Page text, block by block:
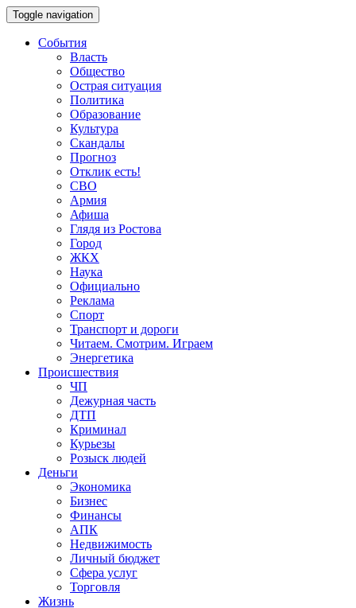
Toggle navigation
События
Власть
Общество
Острая ситуация
Политика
Образование
Культура
Скандалы
Прогноз
Отклик есть!
СВО
Армия
Афиша
Глядя из Ростова
Город
ЖКХ
Наука
Официально
Реклама
Спорт
Транспорт и дороги
Читаем. Смотрим. Играем
Энергетика
Происшествия
ЧП
Дежурная часть
ДТП
Криминал
Курьезы
Розыск людей
Деньги
Экономика
Бизнес
Финансы
АПК
Недвижимость
Личный бюджет
Сфера услуг
Торговля
Жизнь